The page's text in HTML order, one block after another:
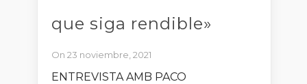
que siga rendible»
On 23 noviembre, 2021
ENTREVISTA AMB PACO